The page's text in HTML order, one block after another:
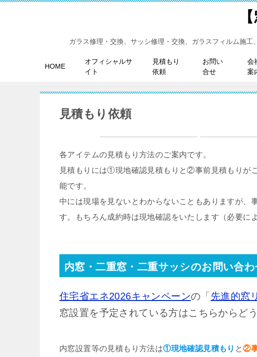
ガラス修理・交換、サッシ修理・交換、ガラスフィルム施
HOME
オフィシャルサ
イト
見積もり
依頼
お問い
合せ
会
案
見積もり依頼
各アイテムの見積もり方法のご案内です。
見積もりには①現地確認見積もりと②事前見積もりが
能です。
中には現場を見ないとわからないこともありますが、
す。もちろん成約時は現地確認をいたします（必要に
内窓・二重窓・二重サッシのお問い合わ
住宅省エネ2026キャンペーンの「 先進的窓
窓設置を予定されている方はこちらからどう
内窓設置等の見積もり方法は①現地確認見積もり と②